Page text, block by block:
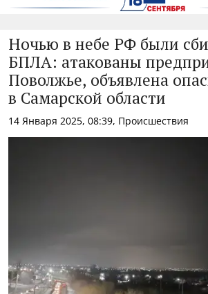
Ночью в небе РФ были
БПЛА: атакованы
Поволжье, объявлена
в Самарской области
14 Января 2025, 08:39, Происшествия